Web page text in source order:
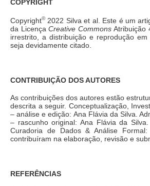
COPYRIGHT
Copyright©2022 Silva et al. Este é um
da LicençaCreative CommonsAtribuição
irrestrito, a distribuição e reprodução
seja devidamente citado.
CONTRIBUIÇÃO DOS AUTORES
As contribuições dos autores estão
descrita a seguir. Conceptualização,
– análise e edição: Ana Flávia da Silva.
– rascunho original: Ana Flávia da
Curadoria de Dados & Análise
contribuíram na elaboração, revisão e
REFERÊNCIAS